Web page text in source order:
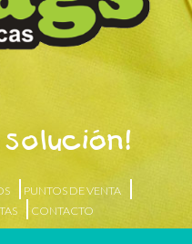
solución!
PUNTOS DE VENTA
CONTACTO